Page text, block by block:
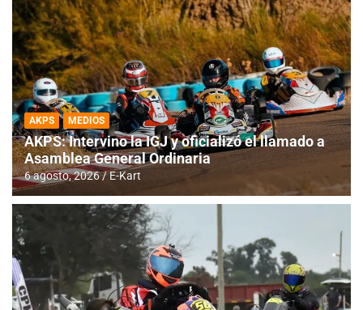
AKPS MEDIOS
AKPS: Intervino la IGJ y oficializó el llamado a
Asamblea General Ordinaria
6 agosto, 2026 E-Kart